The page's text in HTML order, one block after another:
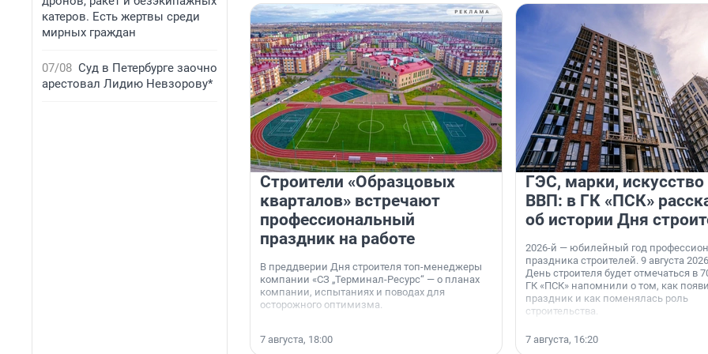
катеров. Есть жертвы среди
мирных граждан
07/08 Суд в Петербурге заочно
арестовал Лидию Невзорову*
Строители «Образцовых
кварталов» встречают
профессиональный
праздник на работе
В преддверии Дня строителя топ-менеджеры
компании «СЗ „Терминал-Ресурс“ — о планах
компании, испытаниях и поводах для
осторожного оптимизма.
7 августа, 18:00
ГЭС, марки, искусство
ВВП: в ГК «ПСК»
об истории Дня
2026-й — юбилейный год
праздника строителей. 9 августа
День строителя будет отмечаться в
ГК «ПСК» напомнили о том, как
праздник и как поменялась роль
строительства.
7 августа, 16:20